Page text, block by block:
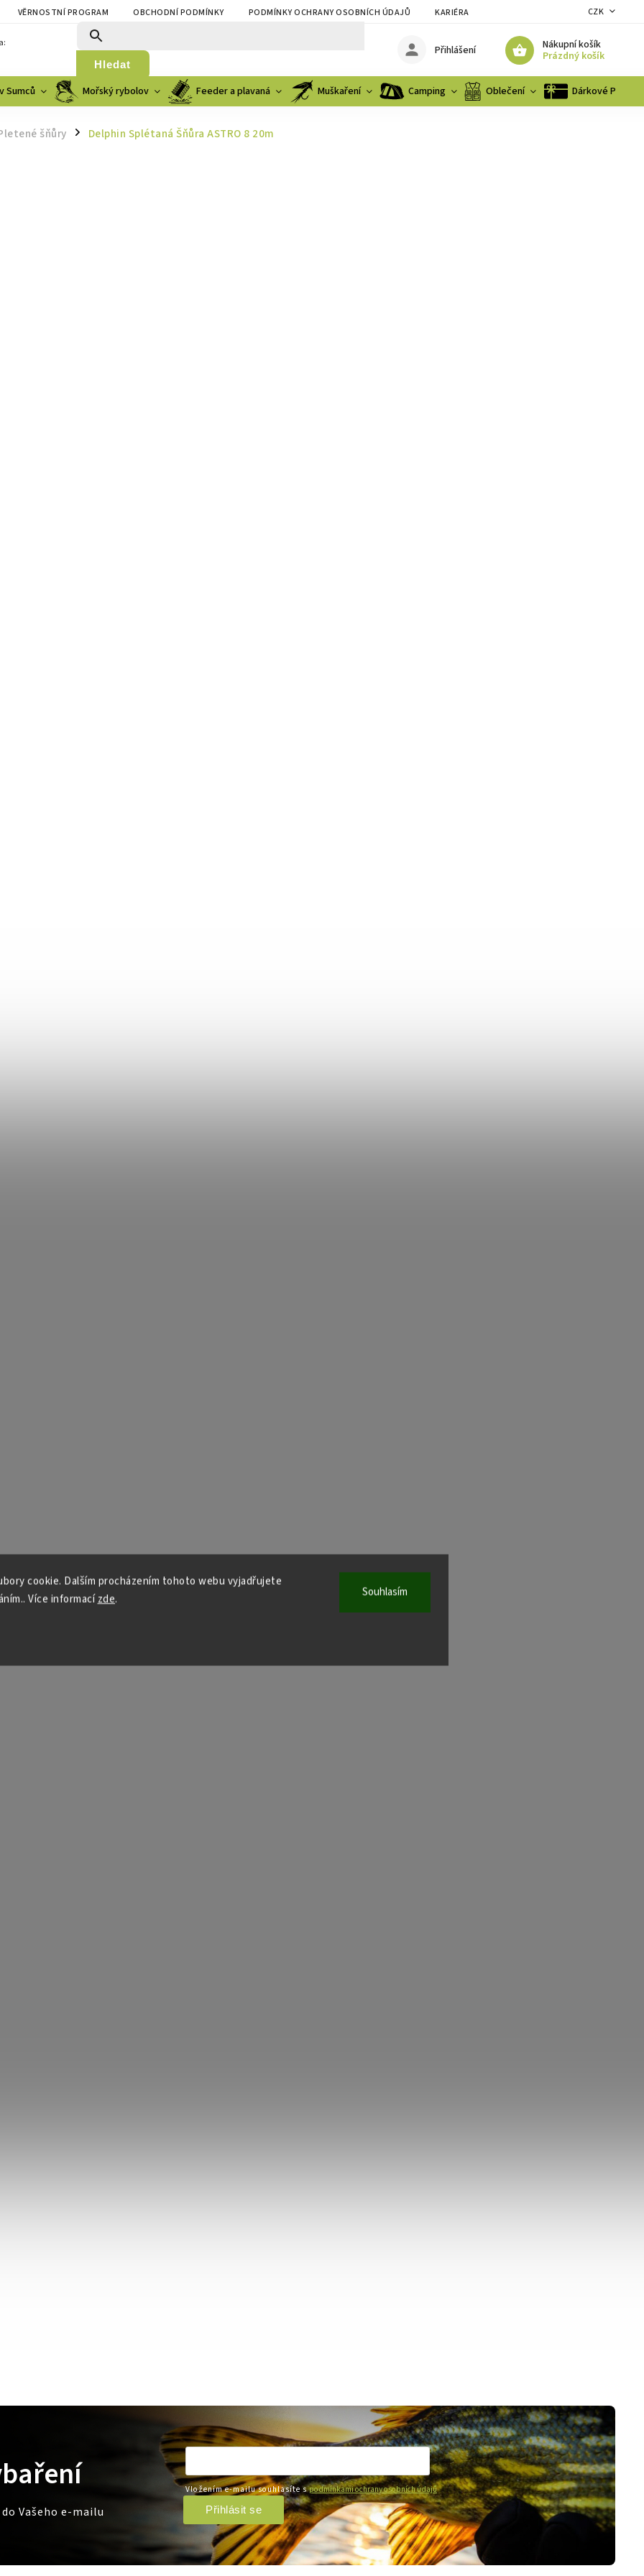
cookie. Dalším procházením tohoto webu vyjadřujete
Více informacízde. Souhlasím
VĚRNOSTNÍ PROGRAM OBCHODNÍ PODMÍNKY PODMÍNKY OCHRANY OSOBNÍCH ÚDAJŮ KARIÉRA CZK
Hledat
Nákupní košík
Prázdný košík
Přihlášení
Sumců Mořský rybolov Feeder a plavaná Muškaření Camping Oblečení Dárkové
šňůry / Delphin Splétaná Šňůra ASTRO 8 20m
Vašeho e-mailu
Vložením e-mailu souhlasíte spodmínkami ochrany osobních údajů
Přihlásit se